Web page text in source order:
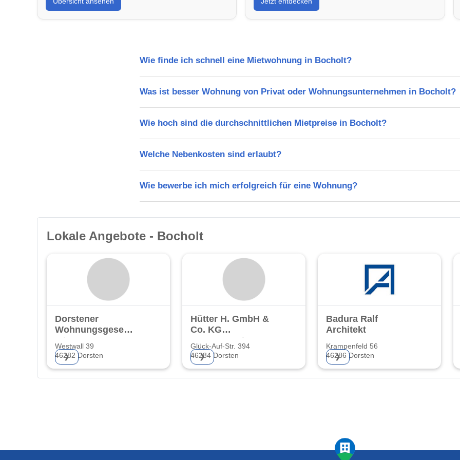
Wie finde ich schnell eine Mietwohnung in Bocholt?
Was ist besser Wohnung von Privat oder Wohnungsunternehmen in Bocholt?
Wie hoch sind die durchschnittlichen Mietpreise in Bocholt?
Welche Nebenkosten sind erlaubt?
Wie bewerbe ich mich erfolgreich für eine Wohnung?
Lokale Angebote - Bocholt
Dorstener
Wohnungsgesellschaft
mbH
Westwall 39
46282 Dorsten
❯
Hütter H. GmbH &
Co. KG
Bauunternehmen
Glück-Auf-Str. 394
46284 Dorsten
❯
Badura Ralf
Architekt
Krampenfeld 56
46286 Dorsten
❯